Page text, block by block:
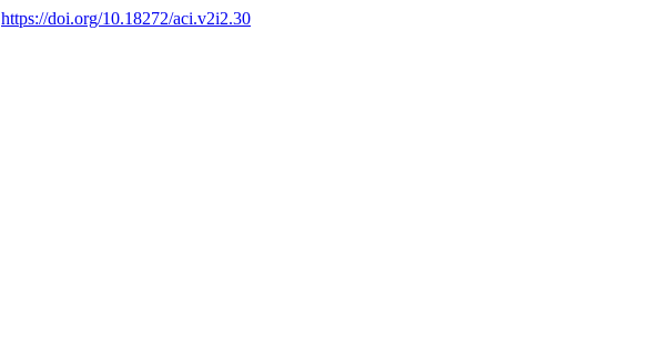
https://doi.org/10.18272/aci.v2i2.30